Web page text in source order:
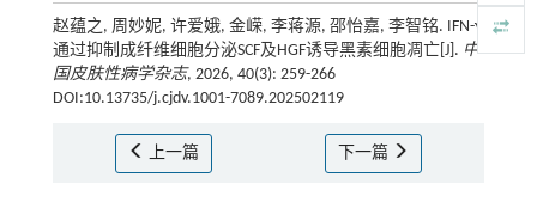
赵蕴之, 周妙妮, 许爱娥, 金嵘, 李蒋源, 邵怡嘉, 李智铭. IFN-γ
通过抑制成纤维细胞分泌SCF及HGF诱导黑素细胞凋亡[J]. 中
国皮肤性病学杂志, 2026, 40(3): 259-266
DOI:10.13735/j.cjdv.1001-7089.202502119
上一篇 下一篇